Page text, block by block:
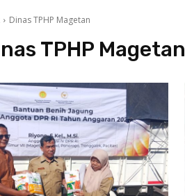
Dinas TPHP Magetan
TPHP Magetan